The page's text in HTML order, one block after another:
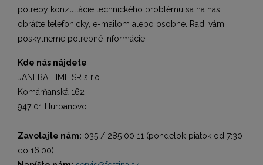
potreby konzultácie technického problému sa na nás
obráťte telefonicky, e-mailom alebo osobne. Radi vám
poskytneme potrebné informácie.
Kde nás nájdete
JANEBA TIME SR s r.o.
Komárňanská 162
947 01 Hurbanovo
Zavolajte nám: 035 / 285 00 11 (pondelok-piatok od 7:30
do 16:00)